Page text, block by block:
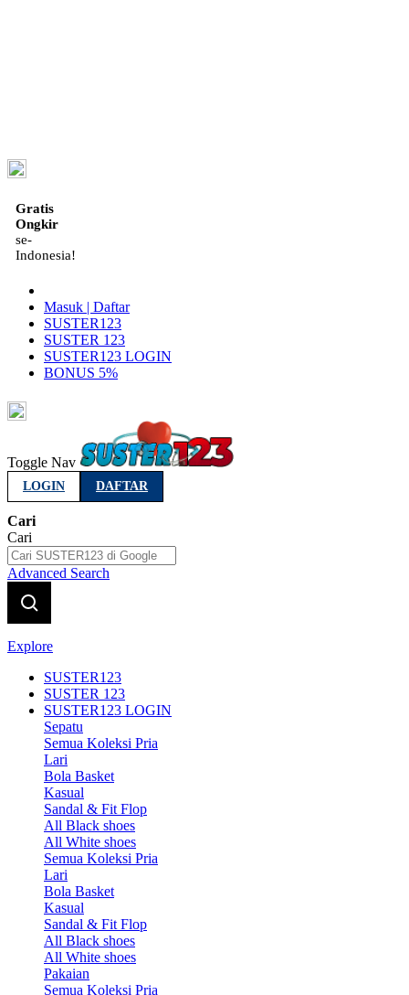
Gratis
Ongkir
se-
Indonesia!
Masuk | Daftar
SUSTER123
SUSTER 123
SUSTER123 LOGIN
BONUS 5%
Toggle Nav
LOGIN DAFTAR
Cari
Cari
Advanced Search
Explore
SUSTER123
SUSTER 123
SUSTER123 LOGIN
Sepatu
Semua Koleksi Pria
Lari
Bola Basket
Kasual
Sandal & Fit Flop
All Black shoes
All White shoes
Semua Koleksi Pria
Lari
Bola Basket
Kasual
Sandal & Fit Flop
All Black shoes
All White shoes
Pakaian
Semua Koleksi Pria